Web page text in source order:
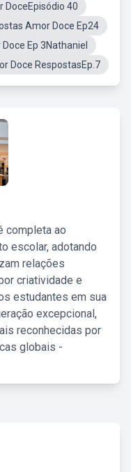
DoceEpisódio 40
Amor Doce Ep24
Ep 3Nathaniel
Doce RespostasEp.7
completa ao
escolar, adotando
relações
criatividade e
estudantes em sua
excepcional,
reconhecidas por
globais -